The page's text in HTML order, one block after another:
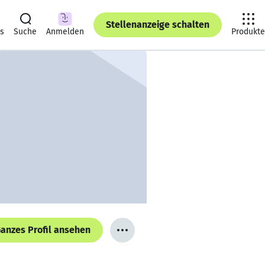
Suche Anmelden
Stellenanzeige schalten
Produkte
Profil ansehen